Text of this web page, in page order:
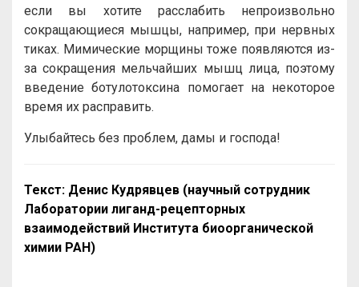
если вы хотите расслабить непроизвольно
сокращающиеся мышцы, например, при нервных
тиках. Мимические морщины тоже появляются из-
за сокращения мельчайших мышц лица, поэтому
введение ботулотоксина помогает на некоторое
время их расправить.
Улыбайтесь без проблем, дамы и господа!
Текст: Денис Кудрявцев (научный сотрудник
Лаборатории лиганд-рецепторных
взаимодействий Института биоорганической
химии РАН)